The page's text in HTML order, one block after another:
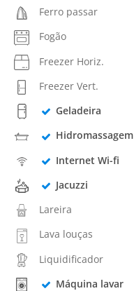
Ferro passar
Fogão
Freezer Horiz.
Freezer Vert.
Geladeira
Hidromassagem
Internet Wi-fi
Jacuzzi
Lareira
Lava louças
Liquidificador
Máquina lavar